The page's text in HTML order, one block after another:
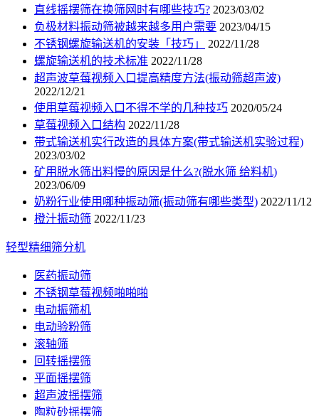
直线摇摆筛在换筛网时有哪些技巧? 2023/03/02
负极材料振动筛被越来越多用户需要 2023/04/15
不锈钢螺旋输送机的安装「技巧」
2022/11/28
螺旋输送机的技术标准 2022/11/28
超声波草莓视频入口提高精度方法(振动筛超声波)
2022/12/21
使用草莓视频入口不得不学的几种技巧 2020/05/24
草莓视频入口结构 2022/11/28
带式输送机实行改造的具体方案(带式输送机实验过程)
2023/03/02
矿用脱水筛出料慢的原因是什么?(脱水筛 给料机)
2023/06/09
奶粉行业使用哪种振动筛(振动筛有哪些类型) 2022/11/12
橙汁振动筛 2022/11/23
轻型精细筛分机
医药振动筛
不锈钢草莓视频啪啪啪
电动振筛机
电动验粉筛
滚轴筛
回转摇摆筛
平面摇摆筛
超声波摇摆筛
陶粒砂摇摆筛